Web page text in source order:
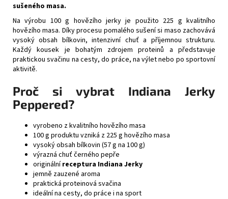
sušeného masa.
Na výrobu 100 g hovězího jerky je použito 225 g kvalitního
hovězího masa. Díky procesu pomalého sušení si maso zachovává
vysoký obsah bílkovin, intenzivní chuť a příjemnou strukturu.
Každý kousek je bohatým zdrojem proteinů a představuje
praktickou svačinu na cesty, do práce, na výlet nebo po sportovní
aktivitě.
Proč si vybrat Indiana Jerky
Peppered?
vyrobeno z kvalitního hovězího masa
100 g produktu vzniká z 225 g hovězího masa
vysoký obsah bílkovin (57 g na 100 g)
výrazná chuť černého pepře
originálníreceptura Indiana Jerky
jemně zauzené aroma
praktická proteinová svačina
ideální na cesty, do práce i na sport